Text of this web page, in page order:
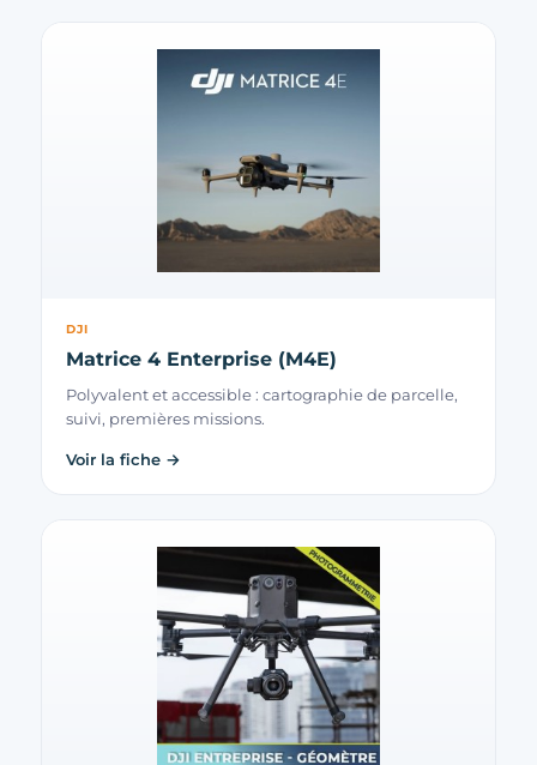
DJI
Matrice 4 Enterprise (M4E)
Polyvalent et accessible : cartographie de parcelle,
suivi, premières missions.
Voir la fiche →